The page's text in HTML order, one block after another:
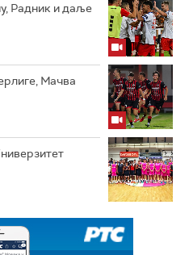
Радник и даље
Мачва